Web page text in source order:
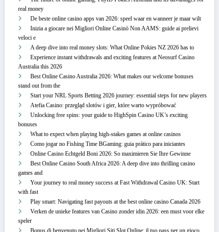
real money
De beste online casino apps van 2026: speel waar en wanneer je maar wilt
Inizia a giocare nei Migliori Online Casinò Non AAMS: guide ai prelievi
veloci e
A deep dive into real money slots: What Online Pokies NZ 2026 has to
Experience instant withdrawals and exciting features at Neosurf Casino
Australia this 2026
Best Online Casino Australia 2026: What makes our welcome bonuses
stand out from the
Start your NRL Sports Betting 2026 journey: essential steps for new players
Atefia Casino: przegląd slotów i gier, które warto wypróbować
Unlocking free spins: your guide to HighSpin Casino UK’s exciting
bonuses
What to expect when playing high-stakes games at online casinos
Como jogar no Fishing Time BGaming: guia prático para iniciantes
Online Casino Echtgeld Boni 2026: So maximieren Sie Ihre Gewinne
Best Online Casino South Africa 2026: A deep dive into thrilling casino
games and
Your journey to real money success at Fast Withdrawal Casino UK: Start
with fast
Play smart: Navigating fast payouts at the best online casino Canada 2026
Verken de unieke features van Casino zonder idin 2026: een must voor elke
speler
Bonus di benvenuto nei Migliori Siti Slot Online: il tuo pass per un gioco